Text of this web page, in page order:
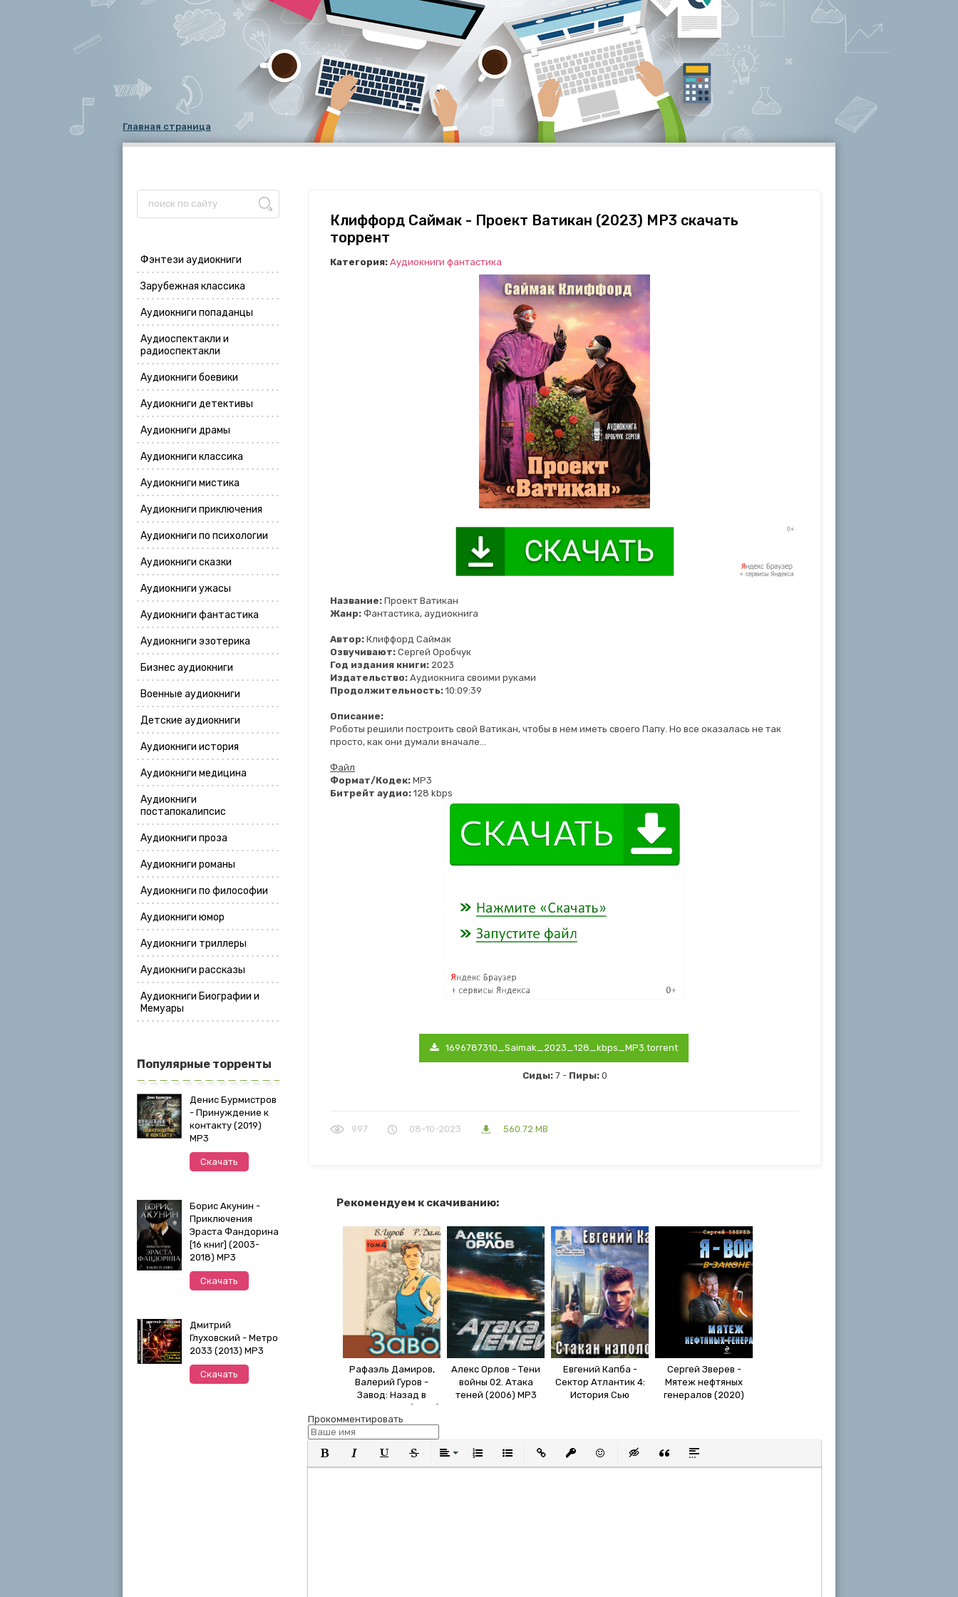
Главная страница
Фэнтези аудиокниги
Зарубежная классика
Аудиокниги попаданцы
Аудиоспектакли и
радиоспектакли
Аудиокниги боевики
Аудиокниги детективы
Аудиокниги драмы
Аудиокниги классика
Аудиокниги мистика
Аудиокниги приключения
Аудиокниги по психологии
Аудиокниги сказки
Аудиокниги ужасы
Аудиокниги фантастика
Аудиокниги эзотерика
Бизнес аудиокниги
Военные аудиокниги
Детские аудиокниги
Аудиокниги история
Аудиокниги медицина
Аудиокниги
постапокалипсис
Аудиокниги проза
Аудиокниги романы
Аудиокниги по философии
Аудиокниги юмор
Аудиокниги триллеры
Аудиокниги рассказы
Аудиокниги Биографии и
Мемуары
Популярные торренты
Денис Бурмистров
- Принуждение к
контакту (2019)
MP3
Скачать
Борис Акунин -
Приключения
Эраста Фандорина
[16 книг] (2003-
2018) МР3
Скачать
Дмитрий
Глуховский - Метро
2033 (2013) MP3
Скачать
Клиффорд Саймак - Проект Ватикан (2023) МР3 скачать
торрент
Категория: Аудиокниги фантастика
Название: Проект Ватикан
Жанр: Фантастика, аудиокнига
Автор: Клиффорд Саймак
Озвучивают: Сергей Оробчук
Год издания книги: 2023
Издательство: Аудиокнига своими руками
Продолжительность: 10:09:39
Описание:
Роботы решили построить свой Ватикан, чтобы в нем иметь своего Папу. Но все оказалась не так
просто, как они думали вначале...
Файл
Формат/Кодек: МР3
Битрейт аудио: 128 kbps
1696787310_Saimak_2023_128_kbps_MP3.torrent
Сиды: 7 - Пиры:0
997 08-10-2023 560.72 MB
Рекомендуем к скачиванию:
Рафаэль Дамиров,
Валерий Гуров -
Завод: Назад в
СССР. Книга 4 (2025)
МР3
Алекс Орлов - Тени
войны 02. Атака
теней (2006) MP3
Евгений Капба -
Сектор Атлантик 4:
История Сью
Сергей Зверев -
Мятеж нефтяных
генералов (2020)
Прокомментировать
Полужирный
КурсивПодчеркнутый
ЗачеркнутыйВыравнивание
Нумерованный список
Маркированный список
Вставить ссылку
Вставить защищенную ссылку
Вставить смайлик
Вставка скрытого текста
Вставка цитаты
Вставка спойлера